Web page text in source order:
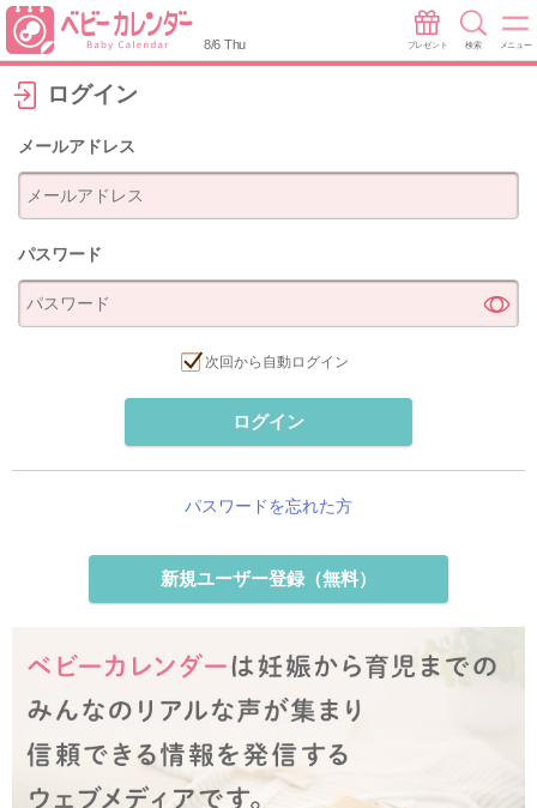
8/6 Thu プレゼント 検索 メニュー
ログイン
メールアドレス
パスワード
次回から自動ログイン
ログイン
パスワードを忘れた方
新規ユーザー登録（無料）